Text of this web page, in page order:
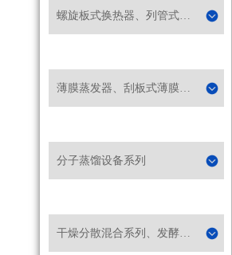
螺旋板式换热器、列管式冷凝器系列
薄膜蒸发器、刮板式薄膜蒸发器系列
分子蒸馏设备系列
干燥分散混合系列、发酵提取过滤设备